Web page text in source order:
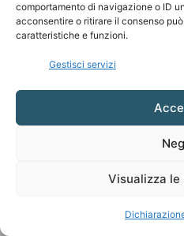
comportamento di navigazione o ID
acconsentire o ritirare il consenso
caratteristiche e funzioni.
Gestisci servizi
Visualizza le